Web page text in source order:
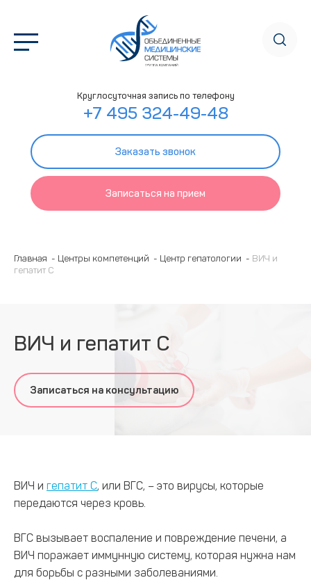
Заказать звонок
Записаться на прием
Круглосуточная запись по телефону
+7 495 324-49-48
Главная Центры компетенций Центр гепатологии
ВИЧ и
гепатит С
ВИЧ и гепатит С
Записаться на консультацию
ВИЧ и гепатит С, или ВГС, – это вирусы, которые
передаются через кровь.
ВГС вызывает воспаление и повреждение печени, а
ВИЧ поражает иммунную систему, которая нужна нам
для борьбы с разными заболеваниями.